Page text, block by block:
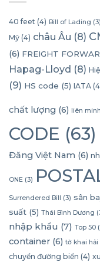
40 feet (4) Bill of Lading (3)
Mỹ (4) châu Âu (8)
(6) FREIGHT
Hapag-Lloyd (8)
(9) HS code (5) IATA
chất lượng (6) liên
CODE (63)
Đăng Việt Nam (6)
ONE (3)
Surrendered Bill (3) sân
suất (5) Thái Bình Dương
nhập khẩu (7) Top 50
container (6) tờ khai hải
chuyển đường biển (4)